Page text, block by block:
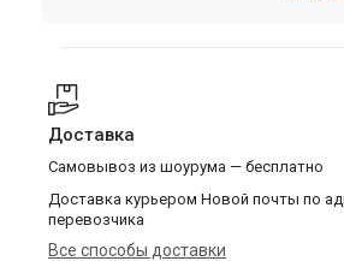
Доставка
Самовывоз из шоурума — бесплатно
Доставка курьером Новой почты по
перевозчика
Все способы доставки